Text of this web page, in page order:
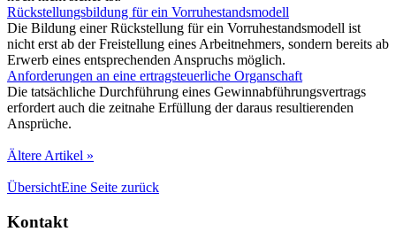
Rückstellungsbildung für ein Vorruhestandsmodell
Die Bildung einer Rückstellung für ein Vorruhestandsmodell ist
nicht erst ab der Freistellung eines Arbeitnehmers, sondern bereits ab
Erwerb eines entsprechenden Anspruchs möglich.
Anforderungen an eine ertragsteuerliche Organschaft
Die tatsächliche Durchführung eines Gewinnabführungsvertrags
erfordert auch die zeitnahe Erfüllung der daraus resultierenden
Ansprüche.
Ältere Artikel »
ÜbersichtEine Seite zurück
Kontakt